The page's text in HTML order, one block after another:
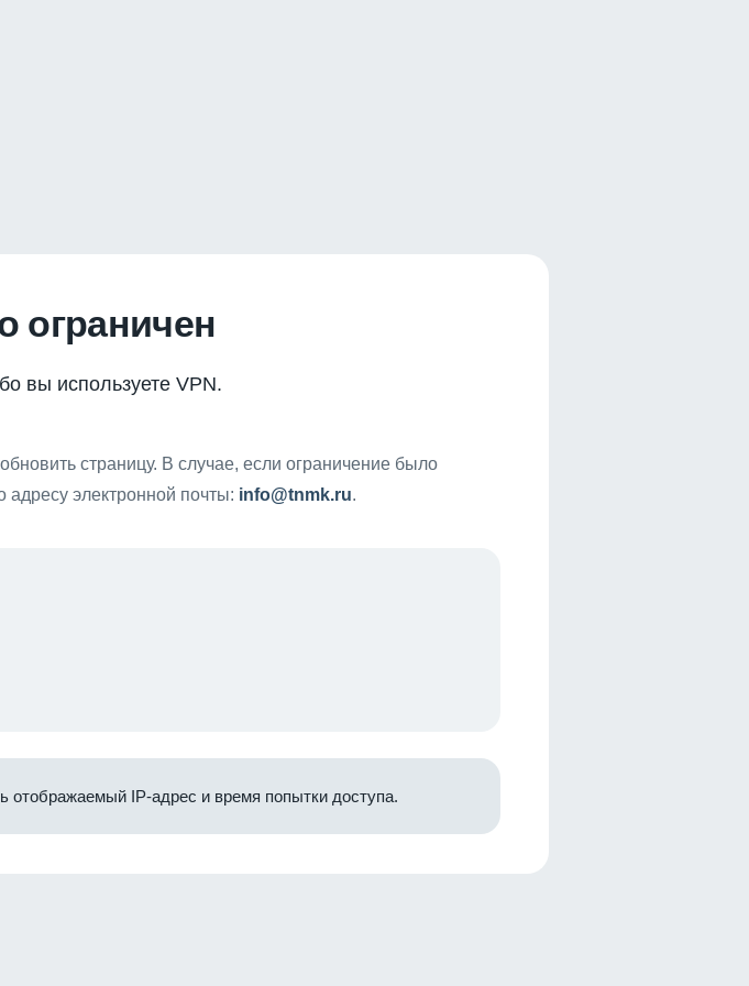
ограничен
вы используете VPN.
страницу. В случае, если ограничение было
электронной почты: info@tnmk.ru.
отображаемый IP-адрес и время попытки доступа.